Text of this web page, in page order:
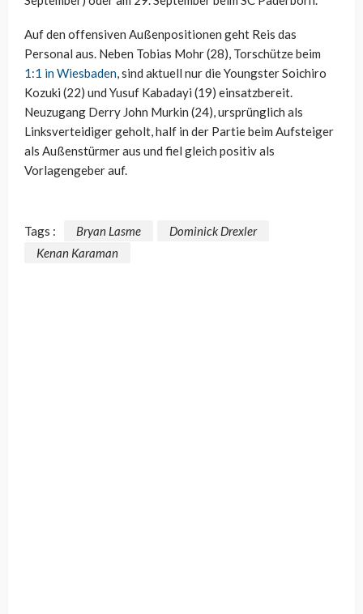
Auf den offensiven Außenpositionen geht Reis das
Personal aus. Neben Tobias Mohr (28), Torschütze beim
1:1 in Wiesbaden, sind aktuell nur die Youngster Soichiro
Kozuki (22) und Yusuf Kabadayi (19) einsatzbereit.
Neuzugang Derry John Murkin (24), ursprünglich als
Linksverteidiger geholt, half in der Partie beim Aufsteiger
als Außenstürmer aus und fiel gleich positiv als
Vorlagengeber auf.
Tags : Bryan Lasme
Dominick Drexler
Kenan Karaman